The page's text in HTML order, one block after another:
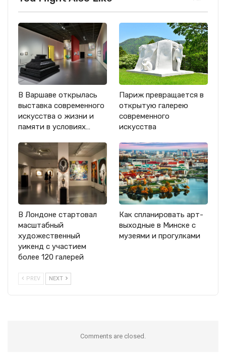
В Варшаве открылась
выставка современного
искусства о жизни и
памяти в условиях…
Париж превращается в
открытую галерею
современного
искусства
В Лондоне стартовал
масштабный
художественный
уикенд с участием
более 120 галерей
Как спланировать арт-
выходные в Минске с
музеями и прогулками
PREV NEXT
Comments are closed.